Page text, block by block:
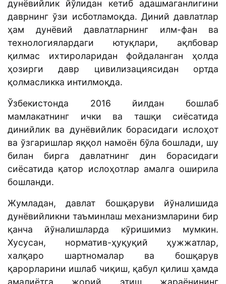
дунёвийлик йўлидан кетиб адашмаганлигини
даврнинг ўзи исботламоқда. Диний давлатлар
ҳам дунёвий давлатларнинг илм-фан ва
технологиялардаги ютуқлари, ақлбовар
қилмас ихтироларидан фойдаланган ҳолда
ҳозирги давр цивилизациясидан ортда
қолмасликка интилмоқда.
Ўзбекистонда 2016 йилдан бошлаб
мамлакатнинг ички ва ташқи сиёсатида
динийлик ва дунёвийлик борасидаги ислоҳот
ва ўзгаришлар яққол намоён бўла бошлади, шу
билан бирга давлатнинг дин борасидаги
сиёсатида қатор ислоҳотлар амалга оширила
бошланди.
Жумладан, давлат бошқаруви йўналишида
дунёвийликни таъминлаш механизмларини бир
қанча йўналишларда кўришимиз мумкин.
Хусусан, норматив-ҳуқуқий ҳужжатлар,
халқаро шартномалар ва бошқарув
қарорларини ишлаб чиқиш, қабул қилиш ҳамда
амалиётга жорий этиш жараёнининг